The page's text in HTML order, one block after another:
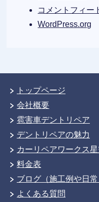
コメントフィー
WordPress.org
トップページ
会社概要
雹害車デントリペア
デントリペアの魅力
カーリペアワークス星
料金表
ブログ（施工例や日常
よくある質問